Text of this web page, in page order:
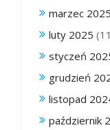
marzec 2025
luty 2025
styczeń
grudzień
listopad
październik